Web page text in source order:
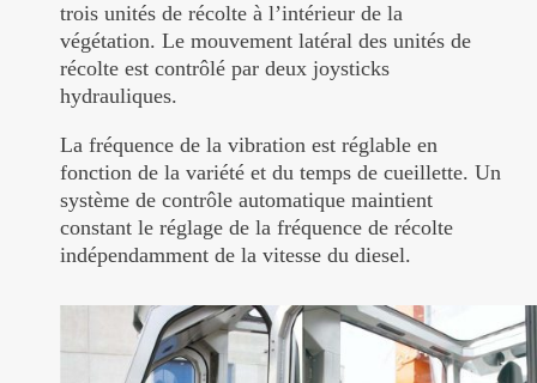
trois unités de récolte à l’intérieur de la
végétation. Le mouvement latéral des unités de
récolte est contrôlé par deux joysticks
hydrauliques.
La fréquence de la vibration est réglable en
fonction de la variété et du temps de cueillette. Un
système de contrôle automatique maintient
constant le réglage de la fréquence de récolte
indépendamment de la vitesse du diesel.